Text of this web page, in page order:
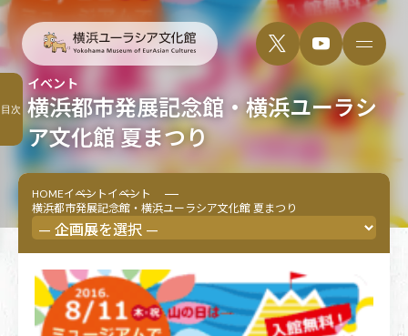
横浜都市発展記念館・横浜ユーラシ
ア文化館 夏まつり
イベント
HOMEイベントイベント
横浜都市発展記念館・横浜ユーラシア文化館 夏まつり
目次